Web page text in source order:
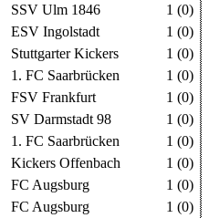
SSV Ulm 1846
1 (0)
ESV Ingolstadt
1 (0)
Stuttgarter Kickers
1 (0)
1. FC Saarbrücken
1 (0)
FSV Frankfurt
1 (0)
SV Darmstadt 98
1 (0)
1. FC Saarbrücken
1 (0)
Kickers Offenbach
1 (0)
FC Augsburg
1 (0)
FC Augsburg
1 (0)